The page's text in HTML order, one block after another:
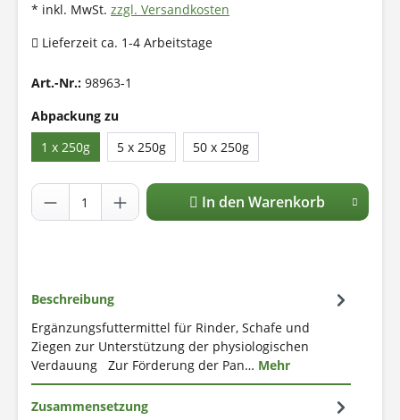
* inkl. MwSt. zzgl. Versandkosten
Lieferzeit ca. 1-4 Arbeitstage
Art.-Nr.: 98963-1
Abpackung zu
1 x 250g
5 x 250g 50 x 250g
In den Warenkorb
Beschreibung
Ergänzungsfuttermittel für Rinder, Schafe und
Ziegen zur Unterstützung der physiologischen
Verdauung Zur Förderung der Pan… Mehr
Zusammensetzung